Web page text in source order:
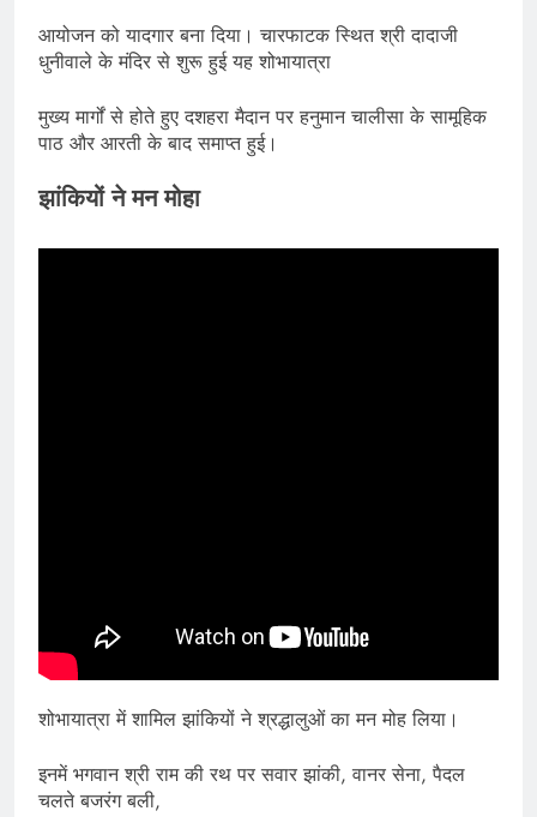
आयोजन को यादगार बना दिया। चारफाटक स्थित श्री दादाजी
धुनीवाले के मंदिर से शुरू हुई यह शोभायात्रा
मुख्य मार्गों से होते हुए दशहरा मैदान पर हनुमान चालीसा के सामूहिक
पाठ और आरती के बाद समाप्त हुई।
झांकियों ने मन मोहा
शोभायात्रा में शामिल झांकियों ने श्रद्धालुओं का मन मोह लिया।
इनमें भगवान श्री राम की रथ पर सवार झांकी, वानर सेना, पैदल
चलते बजरंग बली,